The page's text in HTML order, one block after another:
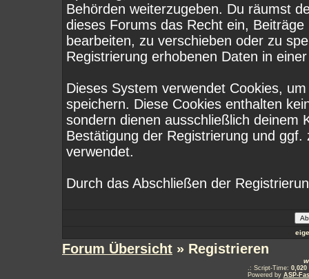
Behörden weiterzugeben. Du räumst
dieses Forums das Recht ein,
bearbeiten, zu verschieben oder zu
Registrierung erhobenen Daten in
Dieses System verwendet Cookies,
speichern. Diese Cookies enthalten
sondern dienen ausschließlich deinem
Bestätigung der Registrierung und
verwendet.
Durch das Abschließen der
Forum Übersicht » Registrieren
.: Script-Time: 0,020
Powered by ASP-